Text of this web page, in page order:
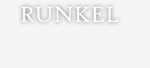
RUNKEL